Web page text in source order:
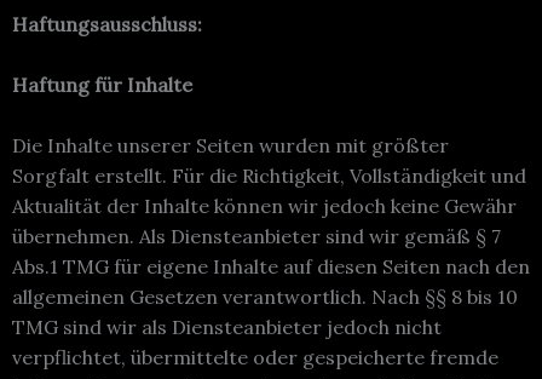
Haftungsausschluss:
Haftung für Inhalte
Die Inhalte unserer Seiten wurden mit größter
Sorgfalt erstellt. Für die Richtigkeit, Vollständigkeit und
Aktualität der Inhalte können wir jedoch keine Gewähr
übernehmen. Als Diensteanbieter sind wir gemäß § 7
Abs.1 TMG für eigene Inhalte auf diesen Seiten nach den
allgemeinen Gesetzen verantwortlich. Nach §§ 8 bis 10
TMG sind wir als Diensteanbieter jedoch nicht
verpflichtet, übermittelte oder gespeicherte fremde